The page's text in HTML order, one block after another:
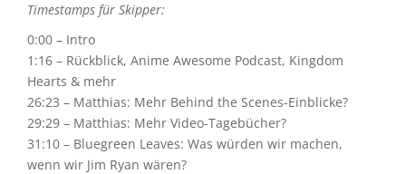
Timestamps für Skipper:
0:00 – Intro
1:16 – Rückblick, Anime Awesome Podcast, Kingdom
Hearts & mehr
26:23 – Matthias: Mehr Behind the Scenes-Einblicke?
29:29 – Matthias: Mehr Video-Tagebücher?
31:10 – Bluegreen Leaves: Was würden wir machen,
wenn wir Jim Ryan wären?